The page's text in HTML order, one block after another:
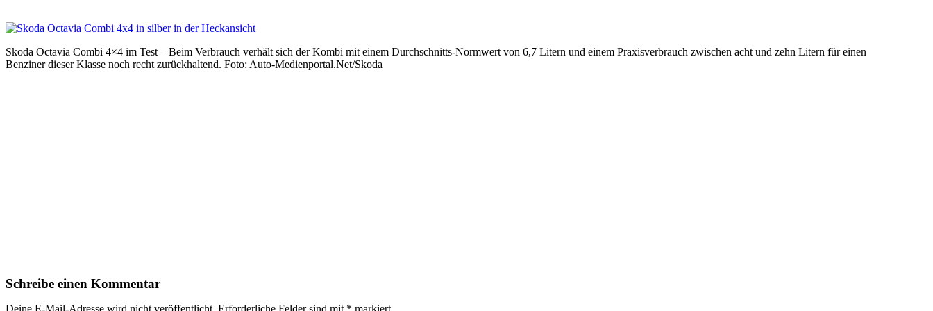
Skoda Octavia Combi 4×4 im Test – Beim Verbrauch verhält sich der Kombi mit einem Durchschnitts-Normwert von 6,7 Litern und einem Praxisverbrauch zwischen acht und zehn Litern für einen
Benziner dieser Klasse noch recht zurückhaltend. Foto: Auto-Medienportal.Net/Skoda
Schreibe einen Kommentar
Deine E-Mail-Adresse wird nicht veröffentlicht. Erforderliche Felder sind mit * markiert